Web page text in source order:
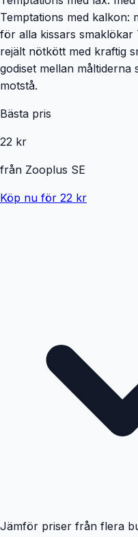
Temptations med kalkon:
för alla kissars smaklökar
rejält nötkött med kraftig
godiset mellan måltiderna
motstå.
Bästa pris
22 kr
från Zooplus SE
Köp nu för 22 kr
Jämför priser från flera